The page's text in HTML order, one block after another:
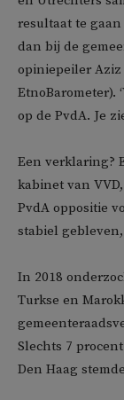
resultaat te
dan bij de
opiniepeiler
EtnoBarometer).
op de PvdA. Je
Een verklaring?
kabinet van
PvdA oppositie
stabiel
In 2018
Turkse en
Slechts 7
Den Haag